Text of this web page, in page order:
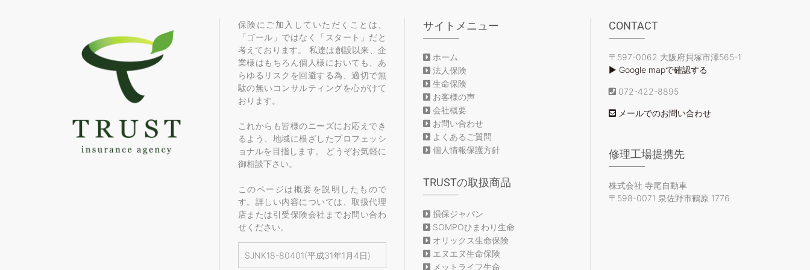
保険にご加入していただくことは、
「ゴール」ではなく「スタート」だと
考えております。 私達は創設以来、企
業様はもちろん個人様においても、あ
らゆるリスクを回避する為、適切で無
駄の無いコンサルティングを心がけて
おります。
これからも皆様のニーズにお応えでき
るよう、地域に根ざしたプロフェッシ
ョナルを目指します。 どうぞお気軽に
御相談下さい。
このページは概要を説明したもので
す。詳しい内容については、取扱代理
店または引受保険会社までお問い合わ
せください。
SJNK18-80401(平成31年1月4日)
サイトメニュー
ホーム
法人保険
生命保険
お客様の声
会社概要
お問い合わせ
よくあるご質問
個人情報保護方針
TRUSTの取扱商品
損保ジャパン
SOMPOひまわり生命
オリックス生命保険
エヌエヌ生命保険
メットライフ生命
CONTACT
〒597-0062 大阪府貝塚市澤565-1
▶ Google mapで確認する
072-422-8895
メールでのお問い合わせ
修理工場提携先
株式会社 寺尾自動車
〒598-0071 泉佐野市鶴原 1776